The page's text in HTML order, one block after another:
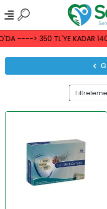
----> 350 TL'YE KADAR
Filtreleme